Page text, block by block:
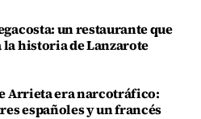
un restaurante que
la historia de Lanzarote
Arrieta era narcotráfico:
españoles y un francés